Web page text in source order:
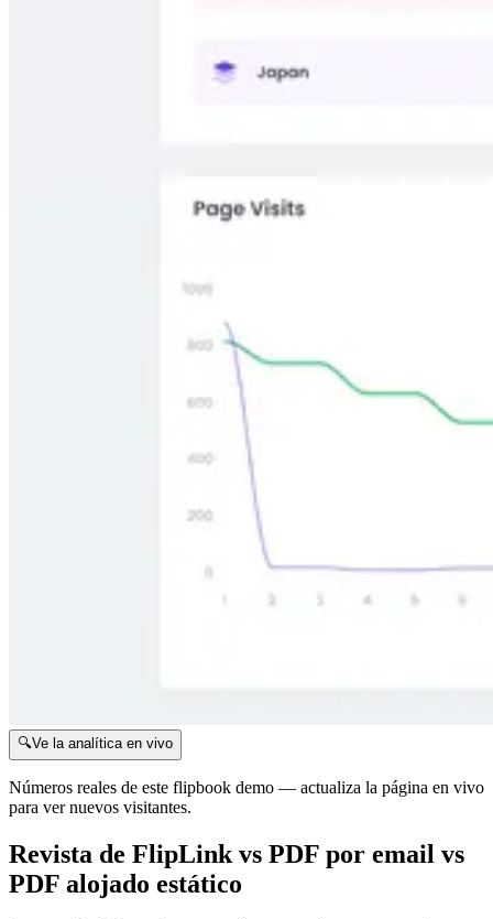
🔍Ve la analítica en vivo
Números reales de este flipbook demo — actualiza la página en vivo
para ver nuevos visitantes.
Revista de FlipLink vs PDF por email vs
PDF alojado estático